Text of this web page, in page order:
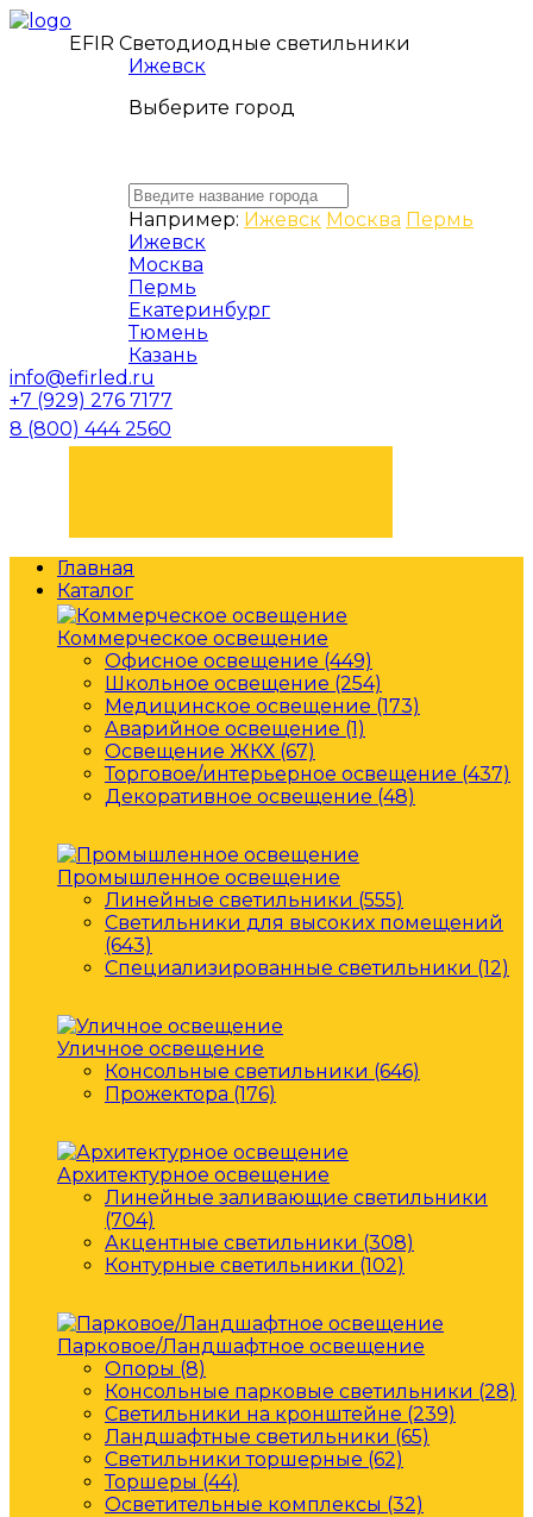
EFIR Светодиодные светильники
Ижевск
Выберите город
Например: Ижевск Москва Пермь
Ижевск
Москва
Пермь
Екатеринбург
Тюмень
Казань
info@efirled.ru
+7 (929) 276 7177
8 (800) 444 2560
Главная
Каталог
Коммерческое освещение
Офисное освещение (449)
Школьное освещение (254)
Медицинское освещение (173)
Аварийное освещение (1)
Освещение ЖКХ (67)
Торговое/интерьерное освещение (437)
Декоративное освещение (48)
Промышленное освещение
Линейные светильники (555)
Светильники для высоких помещений
(643)
Специализированные светильники (12)
Уличное освещение
Консольные светильники (646)
Прожектора (176)
Архитектурное освещение
Линейные заливающие светильники
(704)
Акцентные светильники (308)
Контурные светильники (102)
Парковое/Ландшафтное освещение
Опоры (8)
Консольные парковые светильники (28)
Светильники на кронштейне (239)
Ландшафтные светильники (65)
Светильники торшерные (62)
Торшеры (44)
Осветительные комплексы (32)